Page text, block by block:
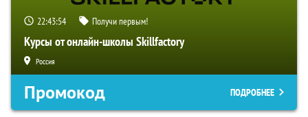
22:43:53 Получи первым!
Курсы от онлайн-школы Skillfactory
Россия
Промокод ПОДРОБНЕЕ